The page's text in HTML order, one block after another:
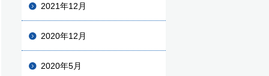
2021年12月
2020年12月
2020年5月